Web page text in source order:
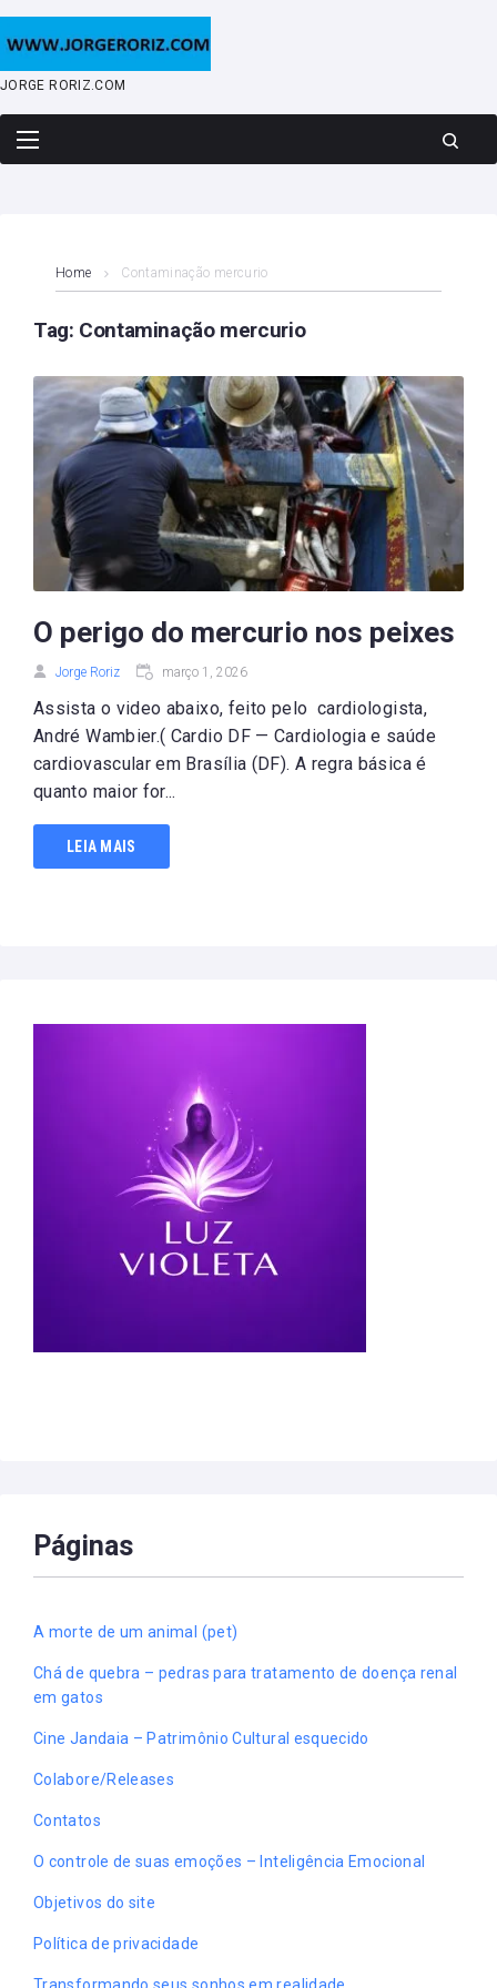
content
JORGE RORIZ.COM
Home Contaminação mercurio
Tag: Contaminação mercurio
O perigo do mercurio nos peixes
Jorge Roriz março 1, 2026
Assista o video abaixo, feito pelo cardiologista,
André Wambier.( Cardio DF — Cardiologia e saúde
cardiovascular em Brasília (DF). A regra básica é
quanto maior for...
LEIA MAIS
Páginas
A morte de um animal (pet)
Chá de quebra – pedras para tratamento de doença renal
em gatos
Cine Jandaia – Patrimônio Cultural esquecido
Colabore/Releases
Contatos
O controle de suas emoções – Inteligência Emocional
Objetivos do site
Política de privacidade
Transformando seus sonhos em realidade